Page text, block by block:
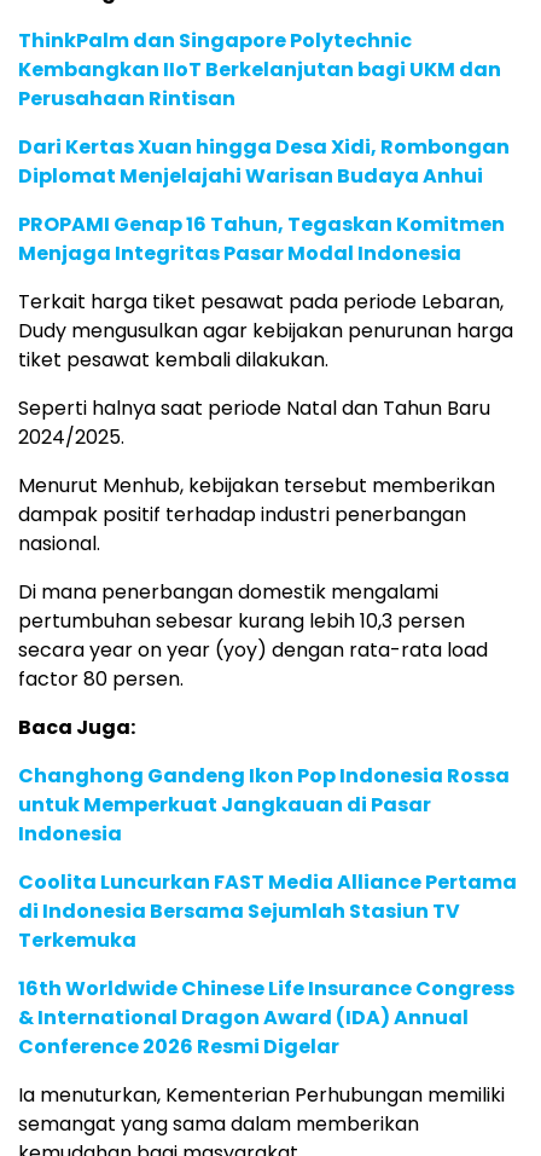
ThinkPalm dan Singapore Polytechnic
Kembangkan IIoT Berkelanjutan bagi UKM dan
Perusahaan Rintisan
Dari Kertas Xuan hingga Desa Xidi, Rombongan
Diplomat Menjelajahi Warisan Budaya Anhui
PROPAMI Genap 16 Tahun, Tegaskan Komitmen
Menjaga Integritas Pasar Modal Indonesia
Terkait harga tiket pesawat pada periode Lebaran,
Dudy mengusulkan agar kebijakan penurunan harga
tiket pesawat kembali dilakukan.
Seperti halnya saat periode Natal dan Tahun Baru
2024/2025.
Menurut Menhub, kebijakan tersebut memberikan
dampak positif terhadap industri penerbangan
nasional.
Di mana penerbangan domestik mengalami
pertumbuhan sebesar kurang lebih 10,3 persen
secara year on year (yoy) dengan rata-rata load
factor 80 persen.
Baca Juga:
Changhong Gandeng Ikon Pop Indonesia Rossa
untuk Memperkuat Jangkauan di Pasar
Indonesia
Coolita Luncurkan FAST Media Alliance Pertama
di Indonesia Bersama Sejumlah Stasiun TV
Terkemuka
16th Worldwide Chinese Life Insurance Congress
& International Dragon Award (IDA) Annual
Conference 2026 Resmi Digelar
Ia menuturkan, Kementerian Perhubungan memiliki
semangat yang sama dalam memberikan